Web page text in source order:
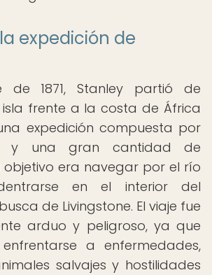
expedición de
de 1871, Stanley partió de
frente a la costa de África
expedición compuesta por
y una gran cantidad de
objetivo era navegar por el río
en el interior del
de Livingstone. El viaje fue
arduo y peligroso, ya que
a enfermedades,
salvajes y hostilidades